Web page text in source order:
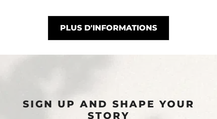
PLUS D'INFORMATIONS
SIGN UP AND SHAPE YOUR
STORY